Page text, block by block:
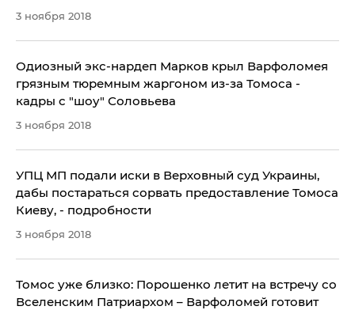
3 ноября 2018
Одиозный экс-нардеп Марков крыл Варфоломея
грязным тюремным жаргоном из-за Томоса -
кадры с "шоу" Соловьева
3 ноября 2018
УПЦ МП подали иски в Верховный суд Украины,
дабы постараться сорвать предоставление Томоса
Киеву, - подробности
3 ноября 2018
Томос уже близко: Порошенко летит на встречу со
Вселенским Патриархом – Варфоломей готовит